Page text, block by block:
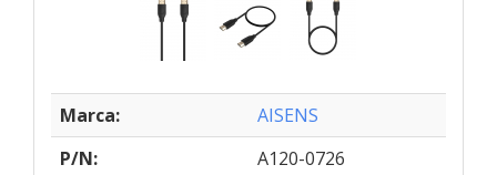
Marca:
AISENS
P/N:
A120-0726